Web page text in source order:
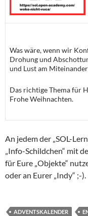
Was wäre, wenn wir
Drohung und
und Lust am
Das richtige Thema für
Frohe Weihnachten.
An jedem der „SOL-
„Info-Schildchen“ mit
für Eure „Objekte“
oder an Eurer „Indy“ ;-).
ADVENTSKALENDER